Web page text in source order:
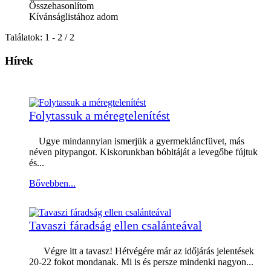
Összehasonlítom
Kívánságlistához adom
Találatok: 1 - 2 / 2
Hírek
Folytassuk a méregtelenítést
Ugye mindannyian ismerjük a gyermekláncfüvet, más
néven pitypangot. Kiskorunkban bóbitáját a levegőbe fújtuk
és...
Bővebben...
Tavaszi fáradság ellen csalánteával
Végre itt a tavasz! Hétvégére már az időjárás jelentések
20-22 fokot mondanak. Mi is és persze mindenki nagyon...